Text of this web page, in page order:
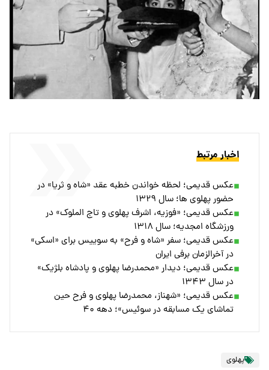
اخبار مرتبط
عکس قدیمی؛ لحظه خواندن خطبه عقد «شاه و ثریا» در
حضور پهلوی ها؛ سال ۱۳۲۹
عکس قدیمی؛ «فوزیه، اشرف پهلوی و تاج الملوک» در
ورزشگاه امجدیه؛ سال ۱۳۱۸
عکس قدیمی؛ سفر «شاه و فرح» به سوییس برای «اسکی»
در آخرالزمان برفی ایران
عکس قدیمی؛ دیدار «محمدرضا پهلوی و پادشاه بلژیک»
در سال ۱۳۴۳
عکس قدیمی؛ «شهناز، محمدرضا پهلوی و فرح حین
تماشای یک مسابقه در سوئیس»؛ دهه ۴۰
پهلوی